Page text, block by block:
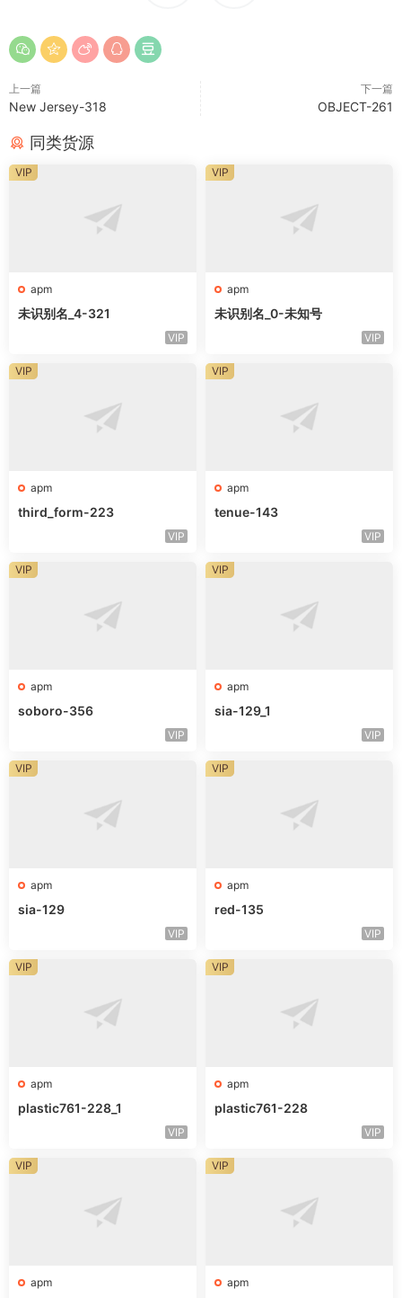
上一篇
New Jersey-318
下一篇
OBJECT-261
同类货源
apm
未识别名_4-321
VIP
VIP
apm
未识别名_0-未知号
VIP
VIP
apm
third_form-223
VIP
VIP
apm
tenue-143
VIP
VIP
apm
soboro-356
VIP
VIP
apm
sia-129_1
VIP
VIP
apm
sia-129
VIP
VIP
apm
red-135
VIP
VIP
apm
plastic761-228_1
VIP
VIP
apm
plastic761-228
VIP
VIP
apm
VIP
apm
VIP